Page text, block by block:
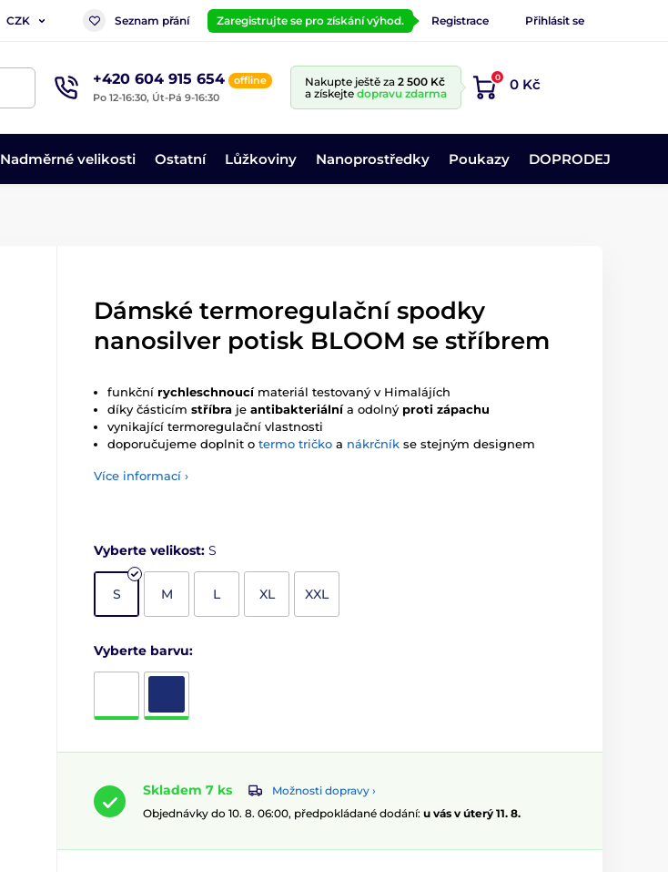
CZK Seznam přání Zaregistrujte se pro získání výhod. Registrace Přihlásit se
+420 604 915 654
offline
Po 12-16:30, Út-Pá 9-16:30
Nakupte ještě za 2 500 Kč
a získejte dopravu zdarma
0 0 Kč
Nadměrné velikosti Ostatní Lůžkoviny Nanoprostředky Poukazy DOPRODEJ
Dámské termoregulační spodky
nanosilver potisk BLOOM se stříbrem
funkční rychleschnoucí materiál testovaný v Himalájích
díky částicím stříbra je antibakteriálnía odolný proti zápachu
vynikající termoregulační vlastnosti
doporučujeme doplnit o termo tričko a nákrčník se stejným designem
Více informací ›
Vyberte velikost: S
S M L XL XXL
Vyberte barvu:
Skladem 7 ks
Možnosti dopravy ›
Objednávky do 10. 8. 06:00, předpokládané dodání: u vás v úterý 11. 8.